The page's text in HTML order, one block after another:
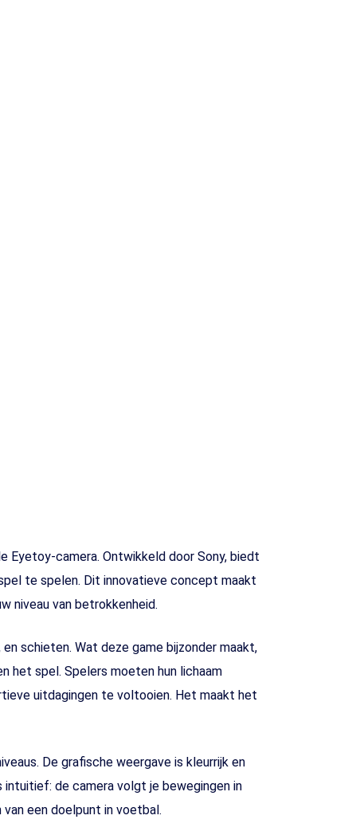
Eyetoy-camera. Ontwikkeld door Sony, biedt
te spelen. Dit innovatieve concept maakt
niveau van betrokkenheid.
schieten. Wat deze game bijzonder maakt,
het spel. Spelers moeten hun lichaam
uitdagingen te voltooien. Het maakt het
De grafische weergave is kleurrijk en
intuitief: de camera volgt je bewegingen in
een doelpunt in voetbal.